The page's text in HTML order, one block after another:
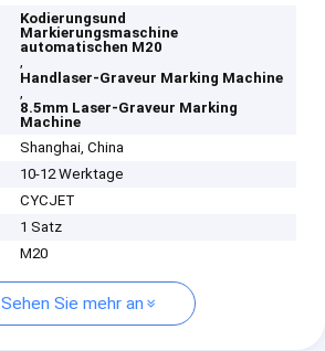
Kodierungsund
Markierungsmaschine
automatischen M20
,
Handlaser-Graveur Marking Machine
,
8.5mm Laser-Graveur Marking
Machine
Shanghai, China
10-12 Werktage
CYCJET
1 Satz
M20
Sehen Sie mehr an